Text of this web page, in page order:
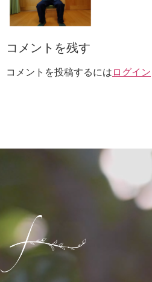
コメントを残す
コメントを投稿するには ログイン